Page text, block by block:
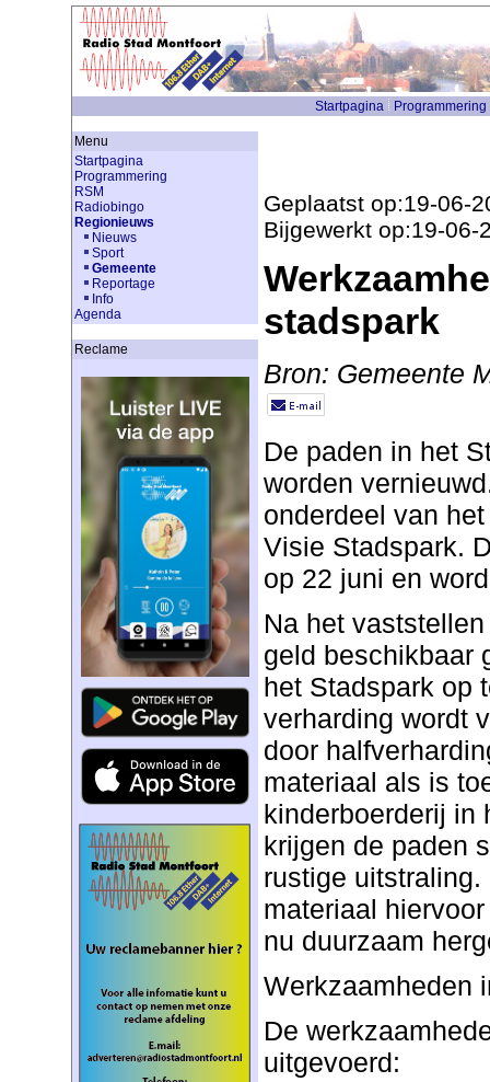
Startpagina Programmering
Menu
Startpagina
Programmering
RSM
Radiobingo
Regionieuws
Nieuws
Sport
Gemeente
Reportage
Info
Agenda
Reclame
Geplaatst op:19-06-
Bijgewerkt op:19-06-
stadspark
Bron: Gemeente
De paden in het
worden
onderdeel van
Visie Stadspark.
op 22 juni en
Na het
geld beschikbaar
het Stadspark op
verharding wordt
door
materiaal als is
kinderboerderij in
krijgen de paden
rustige
materiaal
nu duurzaam
Werkzaamheden
De
uitgevoerd: